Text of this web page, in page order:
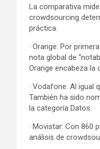
La comparativa
crowdsourcing
práctica.
· Orange: Por
nota global de
Orange encabeza la
· Vodafone: Al igual
También ha sido
la categoría Datos.
· Movistar: Con 860
análisis de